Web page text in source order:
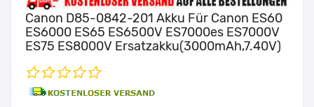
Canon D85-0842-201 Akku Für Canon ES60
ES6000 ES65 ES6500V ES7000es ES7000V
ES75 ES8000V Ersatzakku(3000mAh,7.40V)